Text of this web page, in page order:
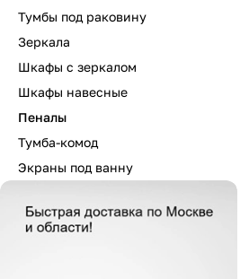
Тумбы под раковину
Зеркала
Шкафы с зеркалом
Шкафы навесные
Пеналы
Тумба-комод
Экраны под ванну